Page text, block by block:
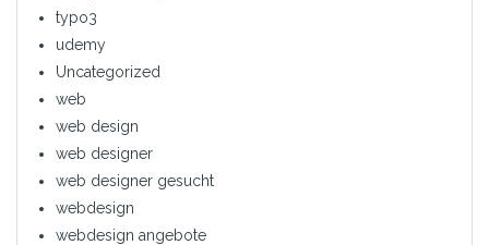
typo3
udemy
Uncategorized
web
web design
web designer
web designer gesucht
webdesign
webdesign angebote